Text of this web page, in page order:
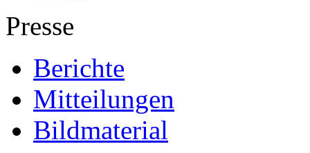
Presse
Berichte
Mitteilungen
Bildmaterial